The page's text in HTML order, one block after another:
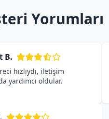
Yorumları
B.
hızlıydı, iletişim
yardımcı oldular.